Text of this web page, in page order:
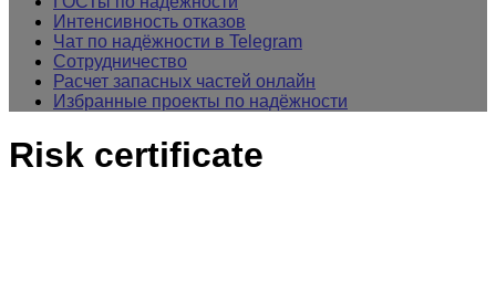
Интенсивность отказов
Чат по надёжности в Telegram
Сотрудничество
Расчет запасных частей онлайн
Избранные проекты по надёжности
Risk certificate